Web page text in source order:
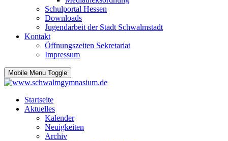
Schulportal Hessen
Downloads
Jugendarbeit der Stadt Schwalmstadt
Kontakt
Öffnungszeiten Sekretariat
Impressum
Mobile Menu Toggle
Startseite
Aktuelles
Kalender
Neuigkeiten
Archiv